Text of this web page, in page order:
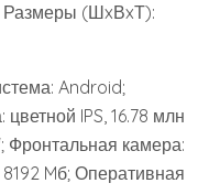
Размеры (ШxВxТ):
Android;
IPS, 16.78 млн
Фронтальная камера:
Mб; Оперативная